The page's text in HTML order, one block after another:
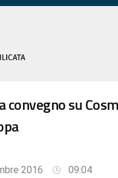
convegno su
2016 09:04